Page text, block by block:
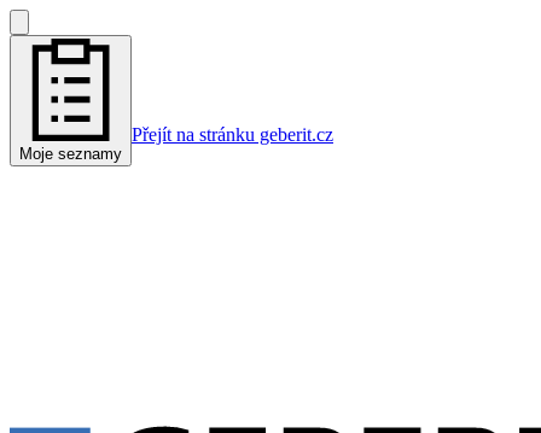
Moje seznamy
Přejít na stránku geberit.cz